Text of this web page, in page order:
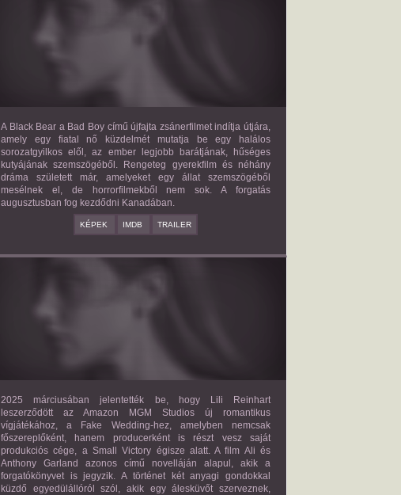
BAD BOY
A Black Bear a Bad Boy című újfajta zsánerfilmet indítja útjára,
amely egy fiatal nő küzdelmét mutatja be egy halálos
sorozatgyilkos elől, az ember legjobb barátjának, hűséges
kutyájának szemszögéből. Rengeteg gyerekfilm és néhány
dráma született már, amelyeket egy állat szemszögéből
mesélnek el, de horrorfilmekből nem sok. A forgatás
augusztusban fog kezdődni Kanadában.
KÉPEK IMDB TRAILER
FAKE WEDDING
2025 márciusában jelentették be, hogy Lili Reinhart
leszerződött az Amazon MGM Studios új romantikus
vígjátékához, a Fake Wedding-hez, amelyben nemcsak
főszereplőként, hanem producerként is részt vesz saját
produkciós cége, a Small Victory égisze alatt. A film Ali és
Anthony Garland azonos című novelláján alapul, akik a
forgatókönyvet is jegyzik. A történet két anyagi gondokkal
küzdő egyedülállóról szól, akik egy álesküvőt szerveznek,